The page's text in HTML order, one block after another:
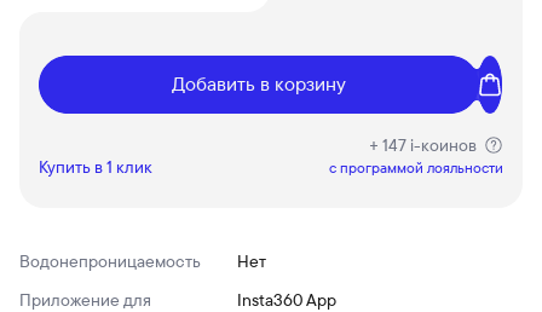
Добавить в корзину
Купить в 1 клик
+ 147 i-коинов
c программой лояльности
Водонепроницаемость
Нет
Приложение для
Insta360 App